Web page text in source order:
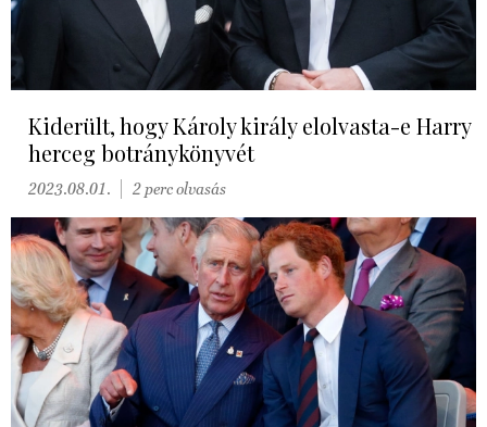
Kiderült, hogy Károly király elolvasta-e Harry
herceg botránykönyvét
2023.08.01. 2 perc olvasás